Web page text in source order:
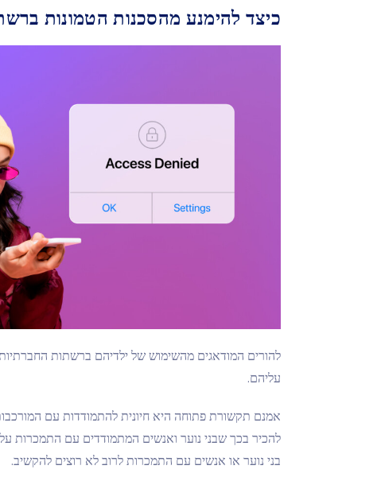
כיצד להימנע מהסכנות הטמונות
להורים המודאגים מהשימוש של ילדיהם ברשתות
עליהם.
אמנם תקשורת פתוחה היא חיונית להתמודדות עם
להכיר בכך שבני נוער ואנשים המתמודדים עם התמכרות
בני נוער או אנשים עם התמכרות לרוב לא רוצים להקשיב.